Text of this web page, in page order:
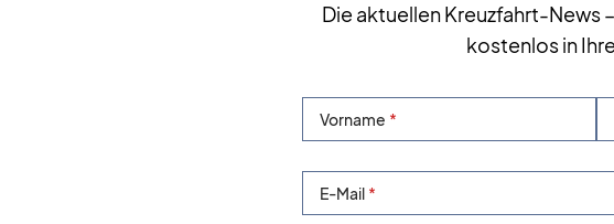
Die aktuellen Kreuzfahrt-News
kostenlos in
Vorname
E-Mail